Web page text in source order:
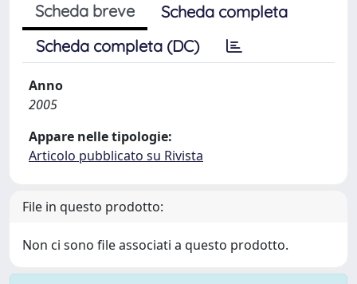
Scheda breve
Scheda completa
Scheda completa (DC)
Anno
2005
Appare nelle tipologie:
Articolo pubblicato su Rivista
File in questo prodotto:
Non ci sono file associati a questo prodotto.